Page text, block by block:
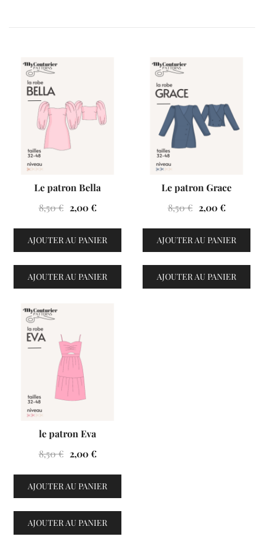
VENTES À 2€
Le patron Bella
8,50€ Le
initial
était :
8,50 €.
2,00€Le
actuel
est :
2,00 €.
AJOUTER AU PANIER
AJOUTER AU PANIER
VENTES À 2€
Le patron Grace
8,50€ Le
initial
était :
8,50 €.
2,00€Le
actuel
est :
2,00 €.
AJOUTER AU PANIER
AJOUTER AU PANIER
VENTES À 2€
le patron Eva
8,50€ Le
initial
était :
8,50 €.
2,00€Le
actuel
est :
2,00 €.
AJOUTER AU PANIER
AJOUTER AU PANIER